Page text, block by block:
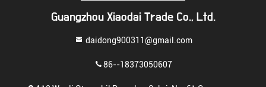
Guangzhou Xiaodai Trade Co., Ltd.
daidong900311@gmail.com
86--18373050607